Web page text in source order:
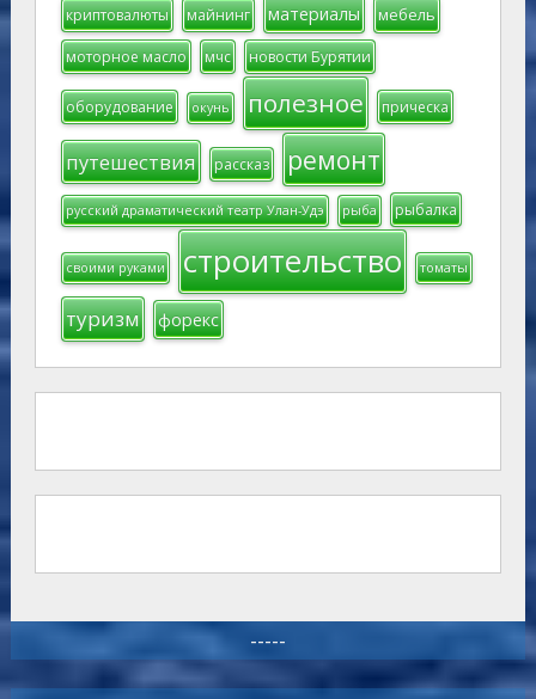
криптовалюты майнинг материалы мебель
моторное масло мчс новости Бурятии
оборудование окунь полезное прическа
путешествия рассказ ремонт
русский драматический театр Улан-Удэ рыба рыбалка
своими руками строительство томаты
туризм форекс
-----